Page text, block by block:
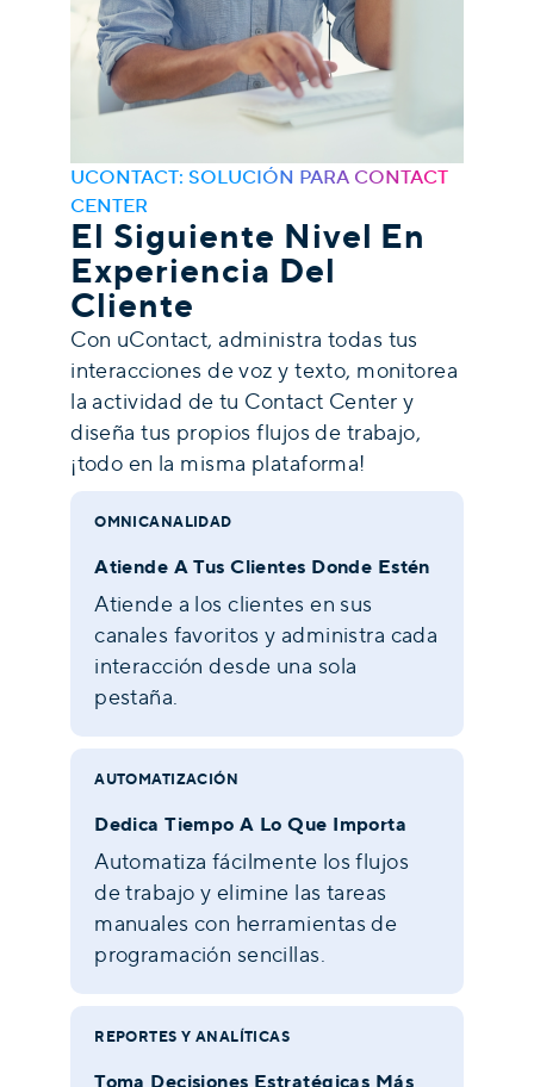
UCONTACT: SOLUCIÓN PARA CONTACT
CENTER
El Siguiente Nivel En
Experiencia Del
Cliente
Con uContact, administra todas tus
interacciones de voz y texto, monitorea
la actividad de tu Contact Center y
diseña tus propios flujos de trabajo,
¡todo en la misma plataforma!
OMNICANALIDAD
Atiende A Tus Clientes Donde Estén
Atiende a los clientes en sus
canales favoritos y administra cada
interacción desde una sola
pestaña.
AUTOMATIZACIÓN
Dedica Tiempo A Lo Que Importa
Automatiza fácilmente los flujos
de trabajo y elimine las tareas
manuales con herramientas de
programación sencillas.
REPORTES Y ANALÍTICAS